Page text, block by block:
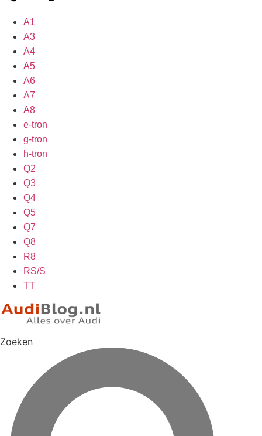
A1
A3
A4
A5
A6
A7
A8
e-tron
g-tron
h-tron
Q2
Q3
Q4
Q5
Q7
Q8
R8
RS/S
TT
Zoeken